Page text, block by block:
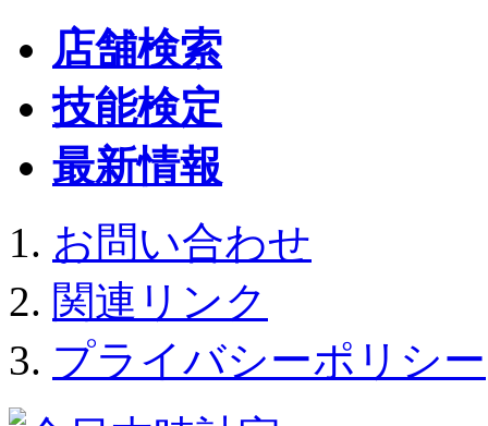
店舗検索
技能検定
最新情報
お問い合わせ
関連リンク
プライバシーポリシー